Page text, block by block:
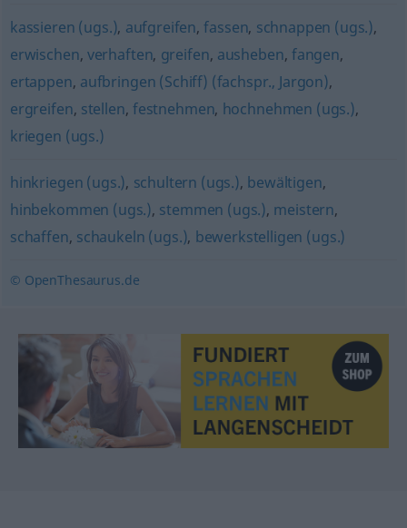
kassieren (ugs.), aufgreifen,fassen, schnappen (ugs.),
erwischen, verhaften, greifen, ausheben, fangen,
ertappen, aufbringen (Schiff) (fachspr., Jargon),
ergreifen, stellen, festnehmen, hochnehmen (ugs.),
kriegen (ugs.)
hinkriegen (ugs.), schultern (ugs.), bewältigen,
hinbekommen (ugs.), stemmen (ugs.), meistern,
schaffen, schaukeln (ugs.), bewerkstelligen (ugs.)
© OpenThesaurus.de